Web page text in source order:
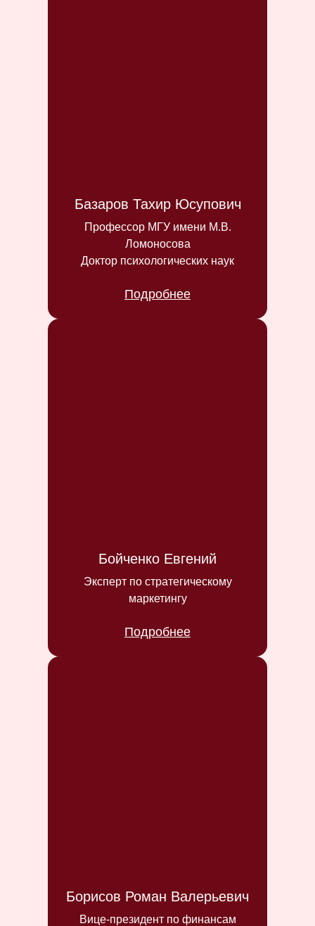
Базаров Тахир Юсупович
Профессор МГУ имени М.В.
Ломоносова
Доктор психологических наук
Подробнее
Бойченко Евгений
Эксперт по стратегическому
маркетингу
Подробнее
Борисов Роман Валерьевич
Вице-президент по финансам